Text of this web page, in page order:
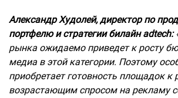
Александр Худолей, директор по
портфелю и стратегии билайн adtech:
рынка ожидаемо приведет к росту
медиа в этой категории. Поэтому
приобретает готовность площадок к
возрастающим спросом на рекламу